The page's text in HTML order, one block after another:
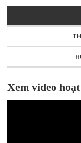
r
e
o
t
r
k
I
n
Xem video